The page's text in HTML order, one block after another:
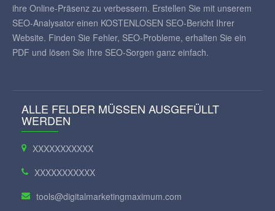
ihre Online-Präsenz zu verbessern. Erstellen Sie mit unserem
SEO-Analysator einen KOSTENLOSEN SEO-Bericht Ihrer
Website. Finden Sie Fehler, SEO-Probleme, erhalten Sie ein
PDF und lösen Sie Ihre SEO-Sorgen ganz einfach.
ALLE FELDER MÜSSEN AUSGEFÜLLT
WERDEN
XXXXXXXXXXX
XXXXXXXXXXX
tools@digitalmarketingmaximum.com